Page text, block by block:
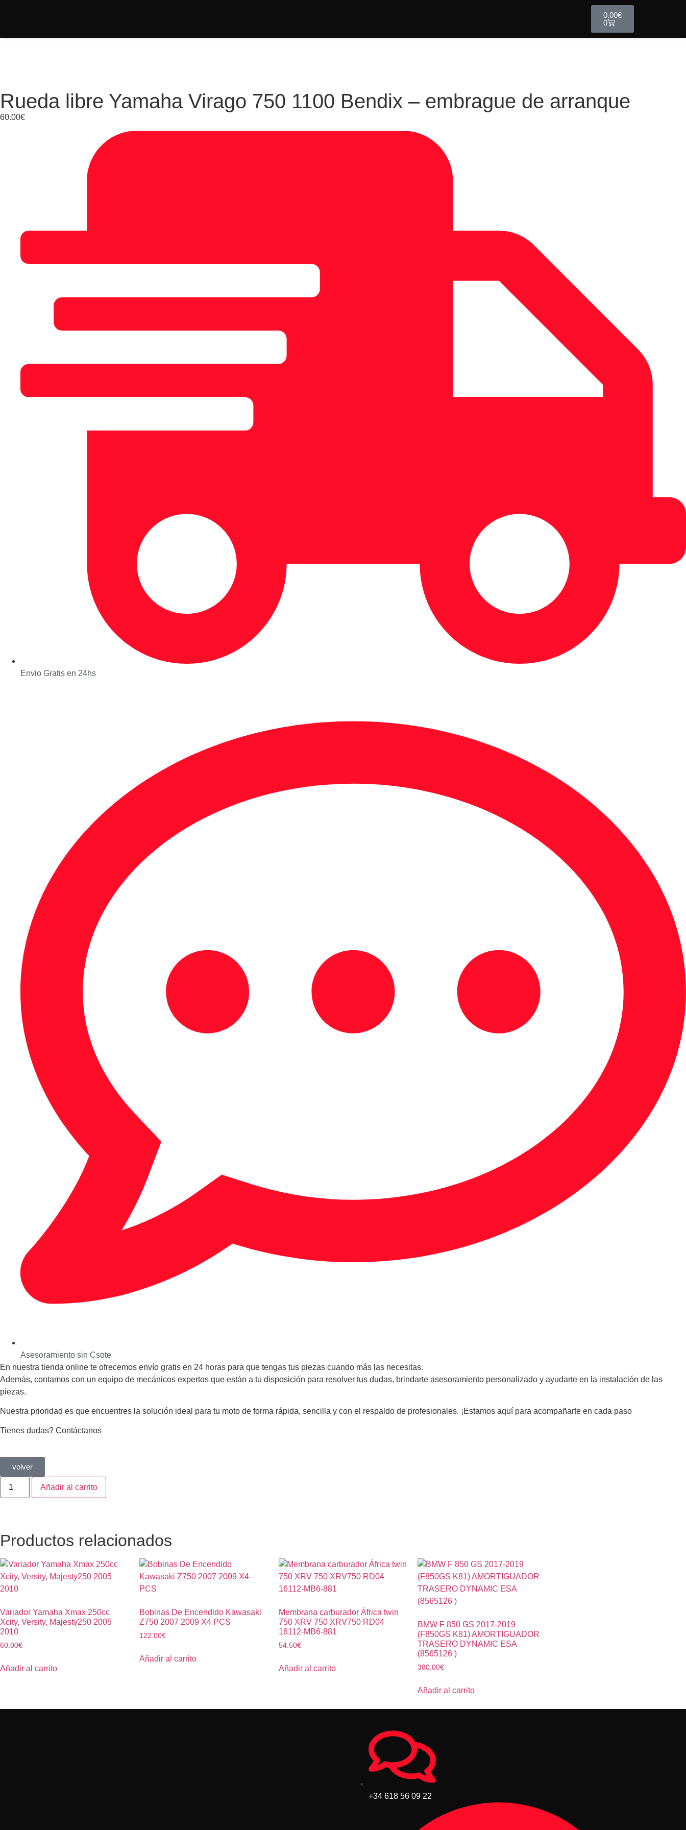
0.00€
0
Rueda libre Yamaha Virago 750 1100 Bendix – embrague de arranque
60.00€
Envio Gratis en 24hs
Asesoramiento sin Csote
En nuestra tienda online te ofrecemos envío gratis en 24 horas para que tengas tus piezas cuando más las necesitas.
Además, contamos con un equipo de mecánicos expertos que están a tu disposición para resolver tus dudas, brindarte asesoramiento personalizado y ayudarte en la instalación de las
piezas.
Nuestra prioridad es que encuentres la solución ideal para tu moto de forma rápida, sencilla y con el respaldo de profesionales. ¡Estamos aquí para acompañarte en cada paso
Tienes dudas? Contáctanos
volver
Añadir al carrito
Productos relacionados
Variador Yamaha Xmax 250cc
Xcity, Versity, Majesty250 2005
2010
60.00€
Añadir al carrito
Bobinas De Encendido Kawasaki
Z750 2007 2009 X4 PCS
122.00€
Añadir al carrito
Membrana carburador África twin
750 XRV 750 XRV750 RD04
16112-MB6-881
54.50€
Añadir al carrito
BMW F 850 GS 2017-2019
(F850GS K81) AMORTIGUADOR
TRASERO DYNAMIC ESA
(8565126 )
380.00€
Añadir al carrito
+34 618 56 09 22